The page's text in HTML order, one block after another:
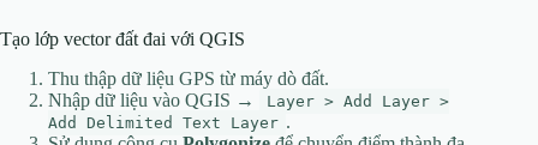
Tạo lớp vector đất đai với QGIS
Thu thập dữ liệu GPS từ máy dò đất.
Nhập dữ liệu vào QGIS →
Layer > Add Layer >
Add Delimited Text Layer .